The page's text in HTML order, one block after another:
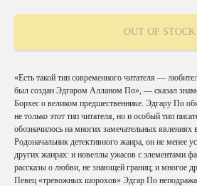
OUT OF STOCK
«Есть такой тип современного читателя —
был создан Эдгаром Алланом По», — сказал
Борхес о великом предшественнике. Эдгару По
не только этот тип читателя, но и особый тип
обозначилось на многих замечательных явлениях
Родоначальник детективного жанра, он не менее
других жанрах: и новеллы ужасов с элементами
рассказы о любви, не знающей границ; и многое
Певец «тревожных шорохов» Эдгар По